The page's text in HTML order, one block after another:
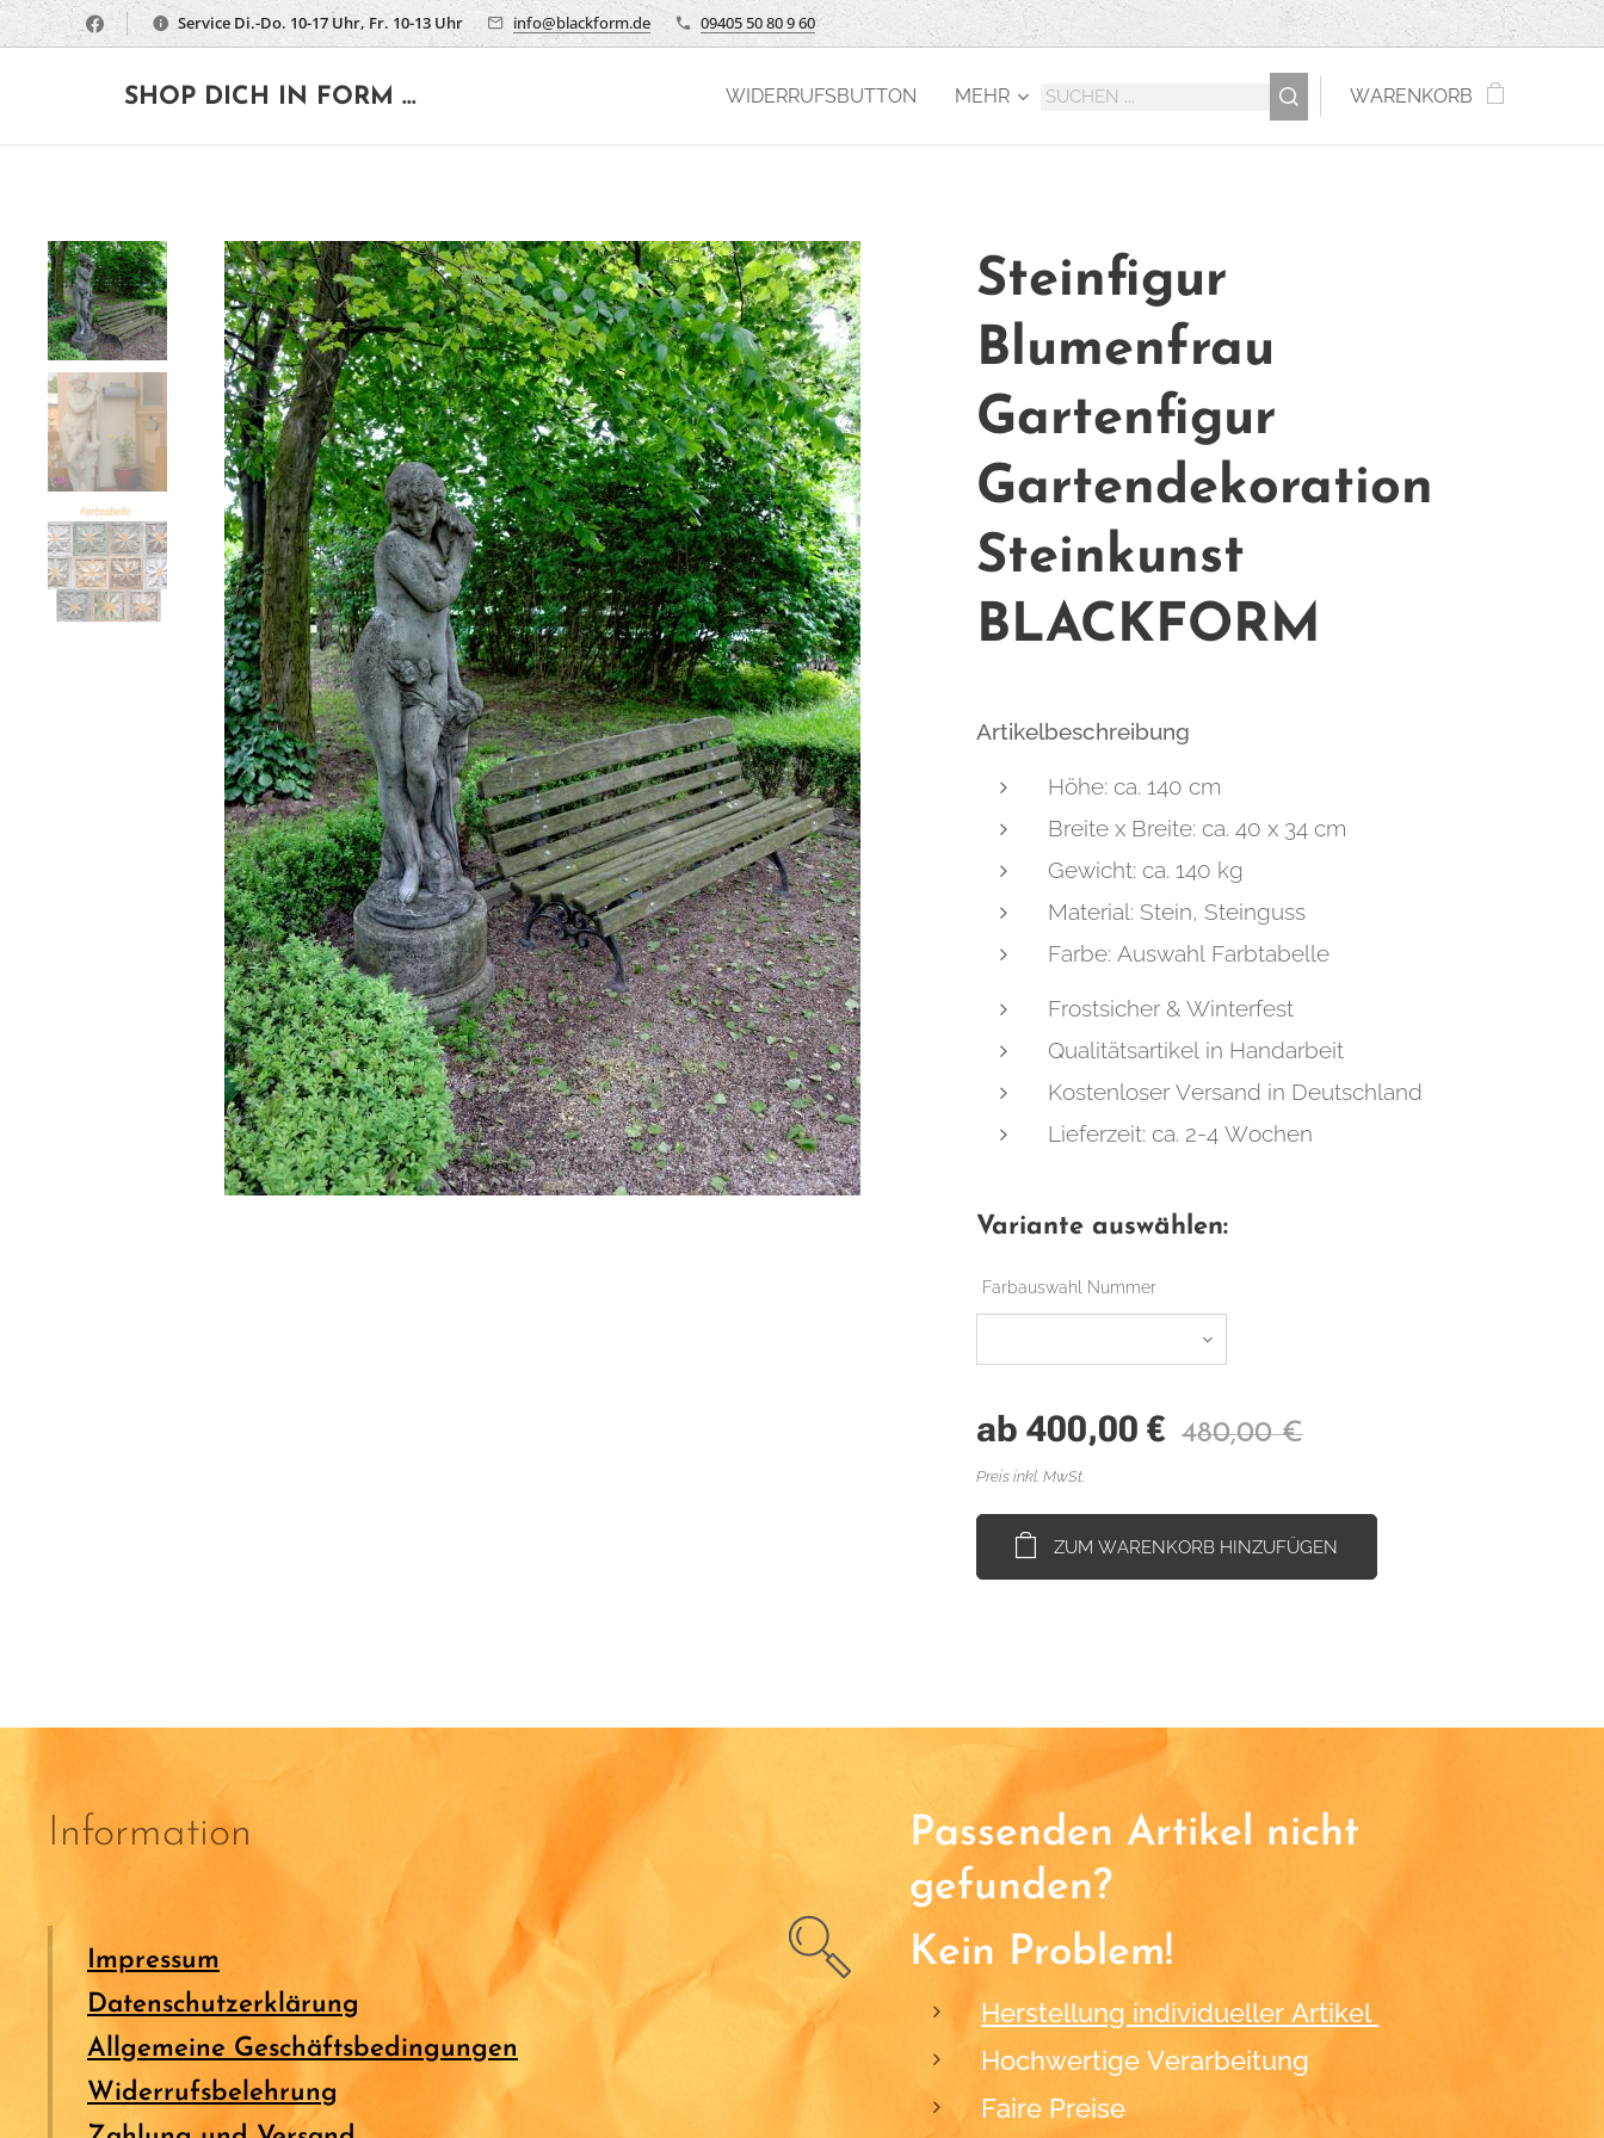
Service Di.-Do. 10-17 Uhr, Fr. 10-13 Uhr info@blackform.de 09405 50 80 9 60
SHOP DICH IN FORM ... WIDERRUFSBUTTON MEHR WARENKORB
Steinfigur
Blumenfrau
Gartenfigur
Gartendekoration
Steinkunst
BLACKFORM
Artikelbeschreibung
Höhe: ca. 140 cm
Breite x Breite: ca. 40 x 34 cm
Gewicht: ca. 140 kg
Material: Stein, Steinguss
Farbe: Auswahl Farbtabelle
Frostsicher & Winterfest
Qualitätsartikel in Handarbeit
Kostenloser Versand in Deutschland
Lieferzeit: ca. 2-4 Wochen
Variante auswählen:
Farbauswahl Nummer
ab400,00 € 480,00€
Preis inkl. MwSt.
ZUM WARENKORB HINZUFÜGEN
Information
Impressum
Datenschutzerklärung
Allgemeine Geschäftsbedingungen
Widerrufsbelehrung
Passenden Artikel nicht
gefunden?
Kein Problem!
Herstellung individueller Artikel
Hochwertige Verarbeitung
Faire Preise